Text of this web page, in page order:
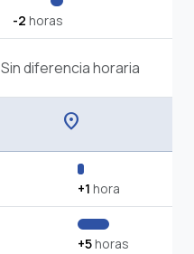
-2 horas
Sin diferencia horaria
location_on
+1 hora
+5horas